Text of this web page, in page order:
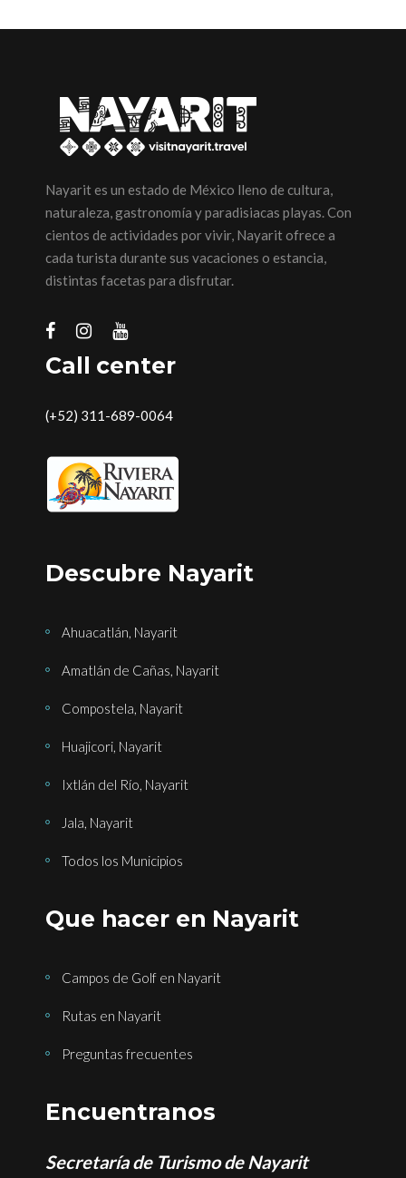
Nayarit es un estado de México lleno de cultura,
naturaleza, gastronomía y paradisiacas playas. Con
cientos de actividades por vivir, Nayarit ofrece a
cada turista durante sus vacaciones o estancia,
distintas facetas para disfrutar.
Call center
(+52) 311-689-0064
Descubre Nayarit
Ahuacatlán, Nayarit
Amatlán de Cañas, Nayarit
Compostela, Nayarit
Huajicori, Nayarit
Ixtlán del Río, Nayarit
Jala, Nayarit
Todos los Municipios
Que hacer en Nayarit
Campos de Golf en Nayarit
Rutas en Nayarit
Preguntas frecuentes
Encuentranos
Secretaría de Turismo de Nayarit